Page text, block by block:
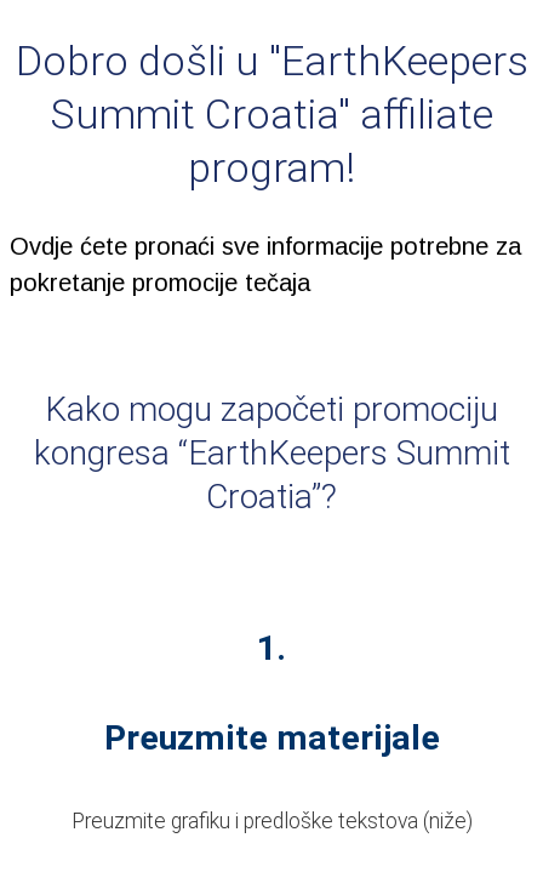
Dobro došli u "EarthKeepers
Summit Croatia" affiliate
program!
Ovdje ćete pronaći sve informacije potrebne za
pokretanje promocije tečaja
Kako mogu započeti promociju
kongresa “EarthKeepers Summit
Croatia”?
1.
Preuzmite materijale
Preuzmite grafiku i predloške tekstova (niže)